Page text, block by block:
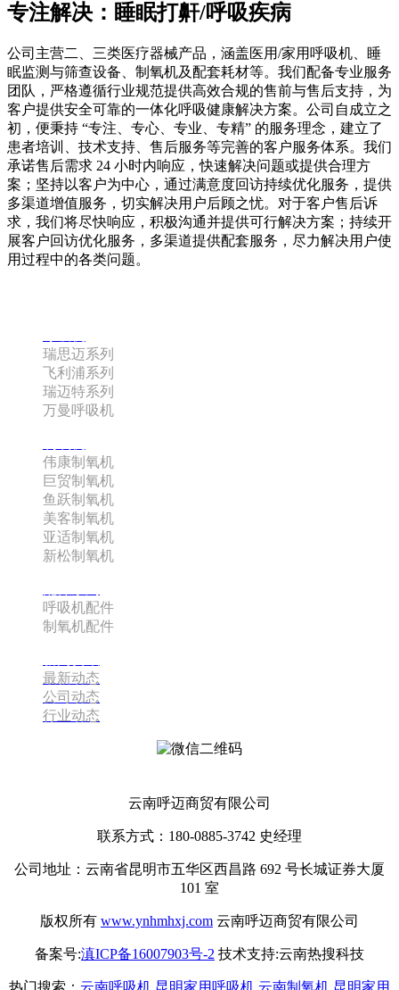
专注解决：睡眠打鼾/呼吸疾病
公司主营二、三类医疗器械产品，涵盖医用/家用呼吸机、睡
眠监测与筛查设备、制氧机及配套耗材等。我们配备专业服务
团队，严格遵循行业规范提供高效合规的售前与售后支持，为
客户提供安全可靠的一体化呼吸健康解决方案。公司自成立之
初，便秉持 “专注、专心、专业、专精” 的服务理念，建立了
患者培训、技术支持、售后服务等完善的客户服务体系。我们
承诺售后需求 24 小时内响应，快速解决问题或提供合理方
案；坚持以客户为中心，通过满意度回访持续优化服务，提供
多渠道增值服务，切实解决用户后顾之忧。对于客户售后诉
求，我们将尽快响应，积极沟通并提供可行解决方案；持续开
展客户回访优化服务，多渠道提供配套服务，尽力解决用户使
用过程中的各类问题。
瑞思迈系列
飞利浦系列
瑞迈特系列
万曼呼吸机
伟康制氧机
巨贸制氧机
鱼跃制氧机
美客制氧机
亚适制氧机
新松制氧机
呼吸机配件
制氧机配件
最新动态
公司动态
行业动态
云南呼迈商贸有限公司
联系方式：180-0885-3742 史经理
公司地址：云南省昆明市五华区西昌路 692 号长城证券大厦
101 室
版权所有 www.ynhmhxj.com 云南呼迈商贸有限公司
备案号:滇ICP备16007903号-2 技术支持:云南热搜科技